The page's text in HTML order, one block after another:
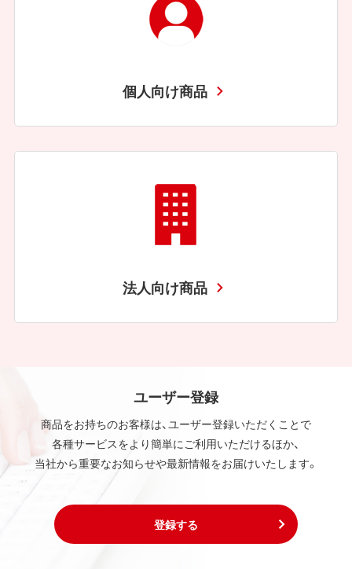
個人向け商品
法人向け商品
ユーザー登録
商品をお持ちのお客様は、ユーザー登録いただくことで
各種サービスをより簡単にご利用いただけるほか、
当社から重要なお知らせや最新情報をお届けいたします。
登録する